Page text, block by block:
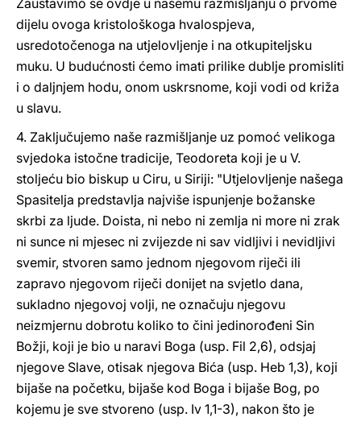
Zaustavimo se ovdje u našemu razmišljanju o prvome
dijelu ovoga kristološkoga hvalospjeva,
usredotočenoga na utjelovljenje i na otkupiteljsku
muku. U budućnosti ćemo imati prilike dublje promisliti
i o daljnjem hodu, onom uskrsnome, koji vodi od križa
u slavu.
4. Zaključujemo naše razmišljanje uz pomoć velikoga
svjedoka istočne tradicije, Teodoreta koji je u V.
stoljeću bio biskup u Ciru, u Siriji: "Utjelovljenje našega
Spasitelja predstavlja najviše ispunjenje božanske
skrbi za ljude. Doista, ni nebo ni zemlja ni more ni zrak
ni sunce ni mjesec ni zvijezde ni sav vidljivi i nevidljivi
svemir, stvoren samo jednom njegovom riječi ili
zapravo njegovom riječi donijet na svjetlo dana,
sukladno njegovoj volji, ne označuju njegovu
neizmjernu dobrotu koliko to čini jedinorođeni Sin
Božji, koji je bio u naravi Boga (usp. Fil 2,6), odsjaj
njegove Slave, otisak njegova Bića (usp. Heb 1,3), koji
bijaše na početku, bijaše kod Boga i bijaše Bog, po
kojemu je sve stvoreno (usp. Iv 1,1-3), nakon što je